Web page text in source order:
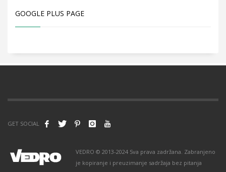
GOOGLE PLUS PAGE
GET SOCIAL
VEDRO © 2013-2024 Sva prava zadržana. Zabranjeno
je kopiranje i preuzimanje sadržaja bez pitanja